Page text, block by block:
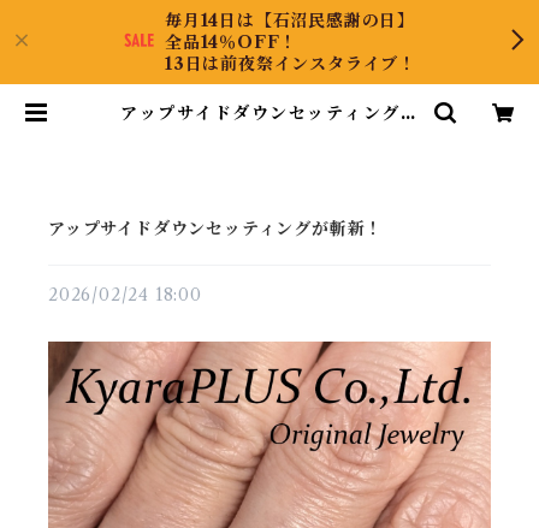
毎月14日は【石沼民感謝の日】
全品14％OFF！
13日は前夜祭インスタライブ！
アップサイドダウンセッティングが
アップサイドダウンセッティングが斬新！
2026/02/24 18:00